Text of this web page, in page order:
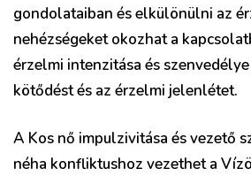
gondolataiban és elkülönülni az
nehézségeket okozhat a
érzelmi intenzitása és
kötődést és az érzelmi jelenlétet.
A Kos nő impulzivitása és vezető
néha konfliktushoz vezethet a